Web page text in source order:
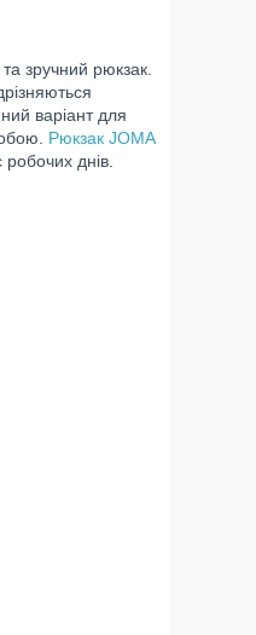
зручний рюкзак.
варіант для
Рюкзак JOMA
днів.